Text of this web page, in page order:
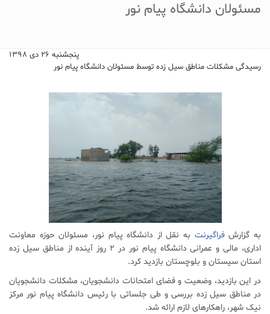
مسئولان دانشگاه پیام نور
پنجشنبه ۲۶ دی ۱۳۹۸
رسیدگی مشکلات مناطق سیل زده توسط مسئولان دانشگاه پیام نور
به گزارشفراگیرنت به نقل از دانشگاه پیام نور، مسئولان حوزه معاونت
اداری، مالی و عمرانی دانشگاه پیام نور در ۲ روز آینده از مناطق سیل زده
استان سیستان و بلوچستان بازدید کرد.
در این بازدید، وضعیت و فضای امتحانات دانشجویان، مشکلات دانشجویان
در مناطق سیل زده بررسی و طی جلساتی با رئیس دانشگاه پیام نور مرکز
نیک شهر، راهکارهای لازم ارائه شد.